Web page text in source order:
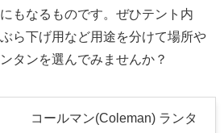
もなるものです。ぜひテント内
ら下げ用など用途を分けて場所や
タンを選んでみませんか？
コールマン(Coleman) ランタ